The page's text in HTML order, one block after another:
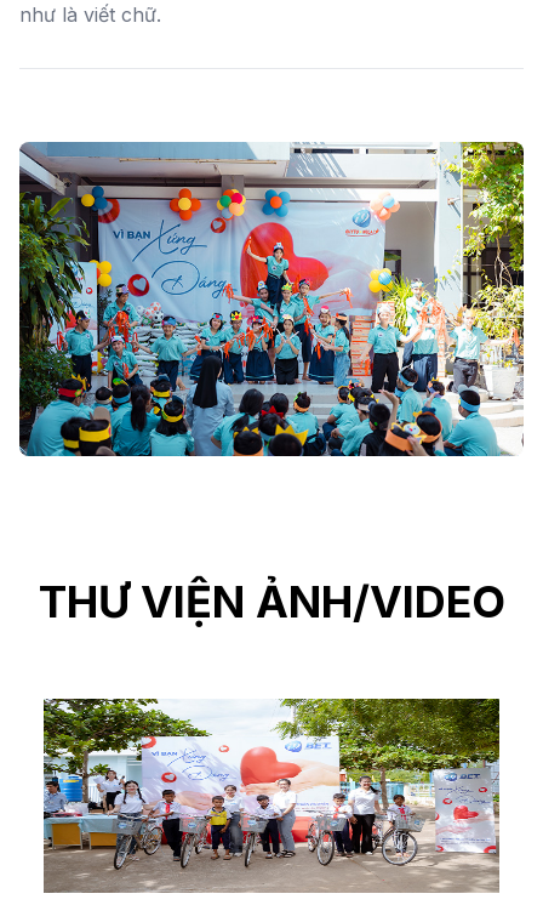
như là viết chữ.
THƯ VIỆN ẢNH/VIDEO